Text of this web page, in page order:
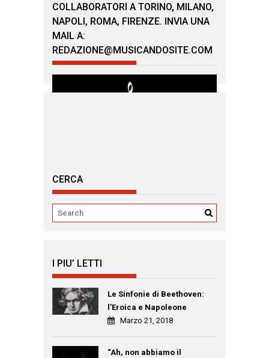
COLLABORATORI A TORINO, MILANO,
NAPOLI, ROMA, FIRENZE. INVIA UNA
MAIL A:
REDAZIONE@MUSICANDOSITE.COM
CERCA
I PIU’ LETTI
Le Sinfonie di Beethoven:
l’Eroica e Napoleone
Marzo 21, 2018
“Ah, non abbiamo il